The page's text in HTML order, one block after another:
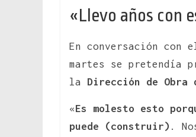
«Llevo años con
En conversación con
martes se pretendía
la Dirección de Obra
«Es molesto esto
puede (construir) .